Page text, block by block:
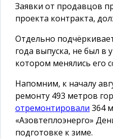
Заявки от продавцов
проекта контракта,
Отдельно
года выпуска, не был в
котором менялись его
Напомним, к началу
ремонту 493 метров
отремонтировали 364
«Азовтеплоэнерго»
подготовке к зиме.